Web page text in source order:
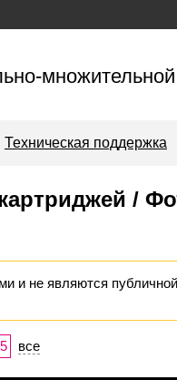
множительной
Техническая поддержка
/
и не являются
все